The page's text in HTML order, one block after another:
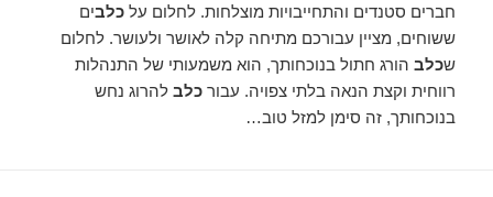
חברים סטנדים והתחייבויות מוצלחות. לחלום עלכלבים
ששוחים, מציין עבורכם מתיחה קלה לאושר ולעושר. לחלום
שכלב הורג חתול בנוכחותך, הוא משמעותי של התנהלות
רווחית וקצת הנאה בלתי צפויה. עבורכלב להרוג נחש
בנוכחותך, זה סימן למזל טוב…